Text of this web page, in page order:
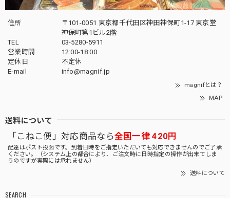
住所
〒101-0051 東京都千代田区神田神保町1-17 東京堂
神保町第1ビル2階
TEL
03-5280-5911
営業時間
12:00-18:00
定休日
不定休
E-mail
info@magnif.jp
magnifとは？
MAP
送料について
「こねこ便」対応商品なら全国一律 420円
配達はポスト投函です。到着日時をご指定いただいても対応できませんのでご了承
ください。（システム上の都合により、ご注文時に日時指定の操作が出来てしま
うのですが実際には承れません）
送料について
SEARCH